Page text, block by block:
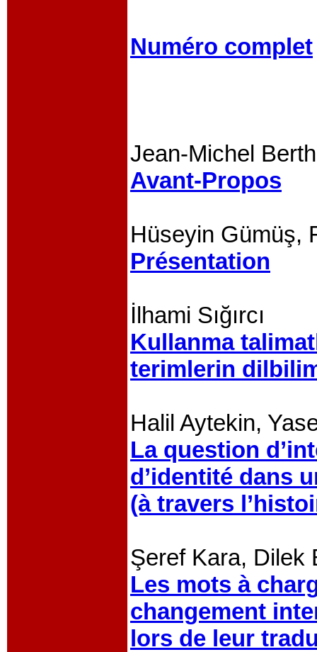
Numéro complet
Jean-Michel
Avant-Propos
Hüseyin Gümüş,
Présentation
İlhami Sığırcı
Kullanma
terimlerin
Halil Aytekin,
La question
d’identité dans
(à travers
Şeref Kara, Dilek
Les mots à
changement
lors de leur